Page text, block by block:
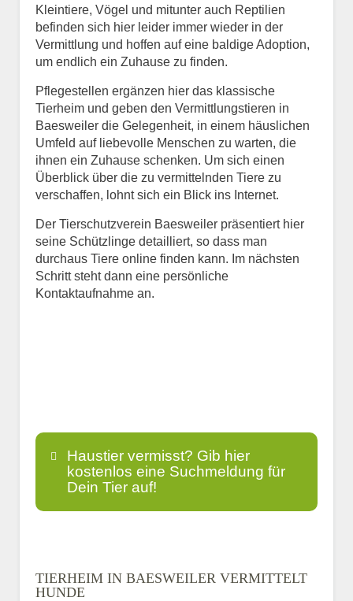
Kleintiere, Vögel und mitunter auch Reptilien
befinden sich hier leider immer wieder in der
Vermittlung und hoffen auf eine baldige Adoption,
um endlich ein Zuhause zu finden.
Pflegestellen ergänzen hier das klassische
Tierheim und geben den Vermittlungstieren in
Baesweiler die Gelegenheit, in einem häuslichen
Umfeld auf liebevolle Menschen zu warten, die
ihnen ein Zuhause schenken. Um sich einen
Überblick über die zu vermittelnden Tiere zu
verschaffen, lohnt sich ein Blick ins Internet.
Der Tierschutzverein Baesweiler präsentiert hier
seine Schützlinge detailliert, so dass man
durchaus Tiere online finden kann. Im nächsten
Schritt steht dann eine persönliche
Kontaktaufnahme an.
Haustier vermisst? Gib hier
kostenlos eine Suchmeldung für
Dein Tier auf!
TIERHEIM IN BAESWEILER VERMITTELT
HUNDE